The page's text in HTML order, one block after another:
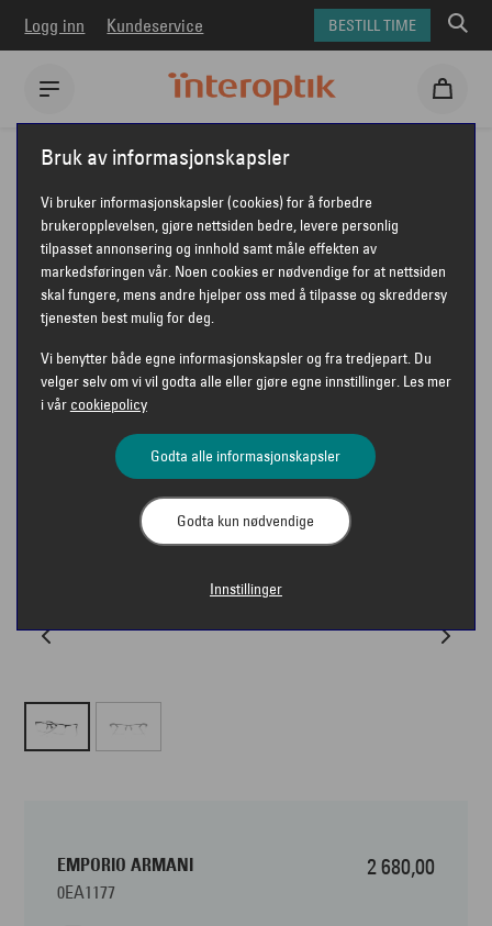
Logg inn Kundeservice BESTILL TIME
Interoptik Briller
Emporio Armani briller
EMPORIO ARMANI 0EA1177
EMPORIO ARMANI
0EA1177
2 680,00
Bruk av informasjonskapsler
Vi bruker informasjonskapsler (cookies) for å forbedre
brukeropplevelsen, gjøre nettsiden bedre, levere personlig
tilpasset annonsering og innhold samt måle effekten av
markedsføringen vår. Noen cookies er nødvendige for at nettsiden
skal fungere, mens andre hjelper oss med å tilpasse og skreddersy
tjenesten best mulig for deg.
Vi benytter både egne informasjonskapsler og fra tredjepart. Du
velger selv om vi vil godta alle eller gjøre egne innstillinger. Les mer
i vår cookiepolicy
Godta alle informasjonskapsler
Godta kun nødvendige
Innstillinger